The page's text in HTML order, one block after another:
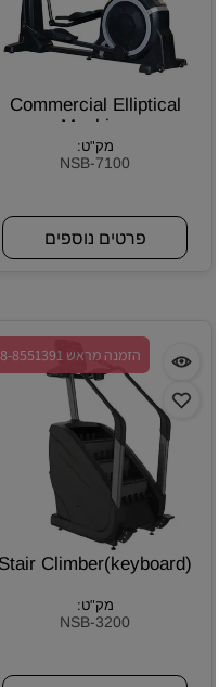
Commercial Elliptical
Machine
מק"ט:
NSB-7100
פרטים נוספים
הזמנה מראש 08-8551391
Stair Climber(keyboard)
מק"ט:
NSB-3200